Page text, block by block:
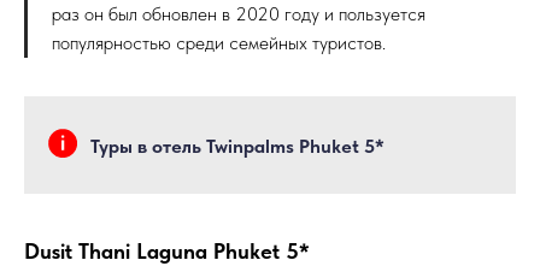
раз он был обновлен в 2020 году и пользуется
популярностью среди семейных туристов.
Туры в отель Twinpalms Phuket 5*
Dusit Thani Laguna Phuket 5*